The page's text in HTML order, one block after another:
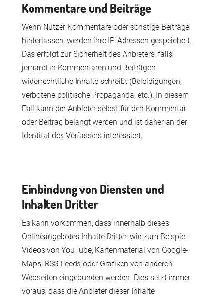
Kommentare und Beiträge
Wenn Nutzer Kommentare oder sonstige Beiträge
hinterlassen, werden ihre IP-Adressen gespeichert.
Das erfolgt zur Sicherheit des Anbieters, falls
jemand in Kommentaren und Beiträgen
widerrechtliche Inhalte schreibt (Beleidigungen,
verbotene politische Propaganda, etc.). In diesem
Fall kann der Anbieter selbst für den Kommentar
oder Beitrag belangt werden und ist daher an der
Identität des Verfassers interessiert.
Einbindung von Diensten und
Inhalten Dritter
Es kann vorkommen, dass innerhalb dieses
Onlineangebotes Inhalte Dritter, wie zum Beispiel
Videos von YouTube, Kartenmaterial von Google-
Maps, RSS-Feeds oder Grafiken von anderen
Webseiten eingebunden werden. Dies setzt immer
voraus, dass die Anbieter dieser Inhalte